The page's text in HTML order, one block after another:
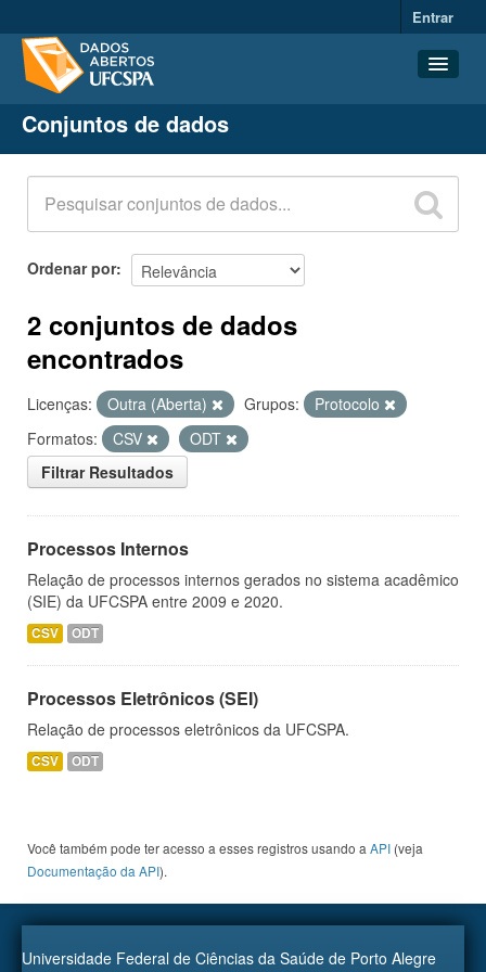
Entrar
Conjuntos de dados
Organizações
Grupos
Sobre
Conjuntos de dados
Ordenar por
2 conjuntos de dados
encontrados
Licenças: Outra (Aberta) Grupos:
Protocolo
Formatos:
CSV
ODT
Filtrar Resultados
Processos Internos
Relação de processos internos gerados no sistema acadêmico
(SIE) da UFCSPA entre 2009 e 2020.
CSV ODT
Processos Eletrônicos (SEI)
Relação de processos eletrônicos da UFCSPA.
CSV ODT
Você também pode ter acesso a esses registros usando a API (veja
Documentação da API).
Universidade Federal de Ciências da Saúde de Porto Alegre